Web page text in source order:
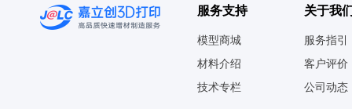
服务支持
模型商城
材料介绍
技术专栏
关于我
服务指引
客户评价
公司动态